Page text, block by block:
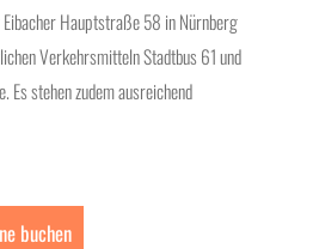
Hauptstraße 58 in Nürnberg
Verkehrsmitteln Stadtbus 61 und
stehen zudem ausreichend
buchen